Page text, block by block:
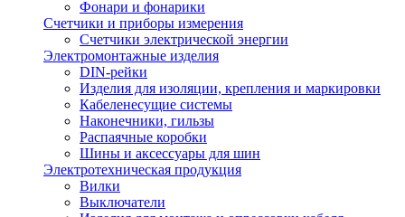
Фонари и фонарики
Счетчики и приборы измерения
Счетчики электрической энергии
Электромонтажные изделия
DIN-рейки
Изделия для изоляции, крепления и маркировки
Кабеленесущие системы
Наконечники, гильзы
Распаячные коробки
Шины и аксессуары для шин
Электротехническая продукция
Вилки
Выключатели